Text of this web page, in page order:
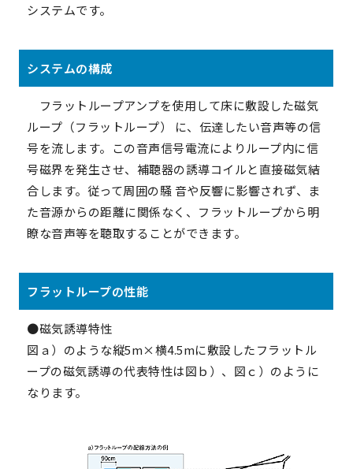
システムです。
システムの構成
フラットループアンプを使用して床に敷設した磁気
ループ（フラットループ） に、伝達したい音声等の信
号を流します。この音声信号電流によりループ内に信
号磁界を発生させ、補聴器の誘導コイルと直接磁気結
合します。従って周囲の騒 音や反響に影響されず、ま
た音源からの距離に関係なく、フラットループから明
瞭な音声等を聴取することができます。
フラットループの性能
●磁気誘導特性
図ａ）のような縦5m×横4.5mに敷設したフラットル
ープの磁気誘導の代表特性は図ｂ）、図ｃ）のように
なります。